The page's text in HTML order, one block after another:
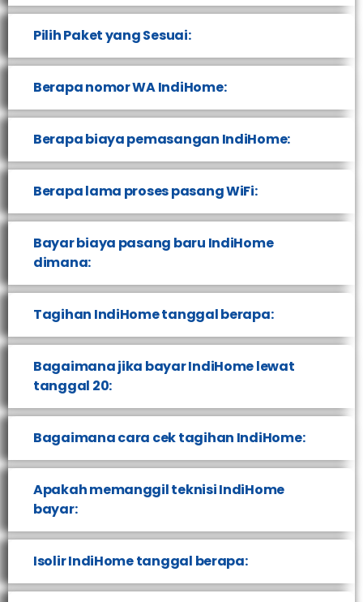
Pilih Paket yang Sesuai:
Berapa nomor WA IndiHome:
Berapa biaya pemasangan IndiHome:
Berapa lama proses pasang WiFi:
Bayar biaya pasang baru IndiHome
dimana:
Tagihan IndiHome tanggal berapa:
Bagaimana jika bayar IndiHome lewat
tanggal 20:
Bagaimana cara cek tagihan IndiHome:
Apakah memanggil teknisi IndiHome
bayar:
Isolir IndiHome tanggal berapa: